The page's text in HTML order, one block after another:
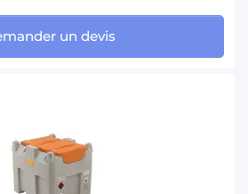
un devis